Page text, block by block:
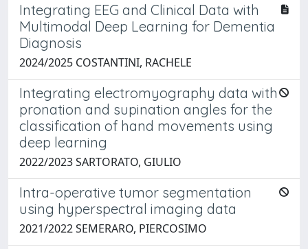
Integrating EEG and Clinical Data with
Multimodal Deep Learning for Dementia
Diagnosis
2024/2025 COSTANTINI, RACHELE
Integrating electromyography data with
pronation and supination angles for the
classification of hand movements using
deep learning
2022/2023 SARTORATO, GIULIO
Intra-operative tumor segmentation
using hyperspectral imaging data
2021/2022 SEMERARO, PIERCOSIMO